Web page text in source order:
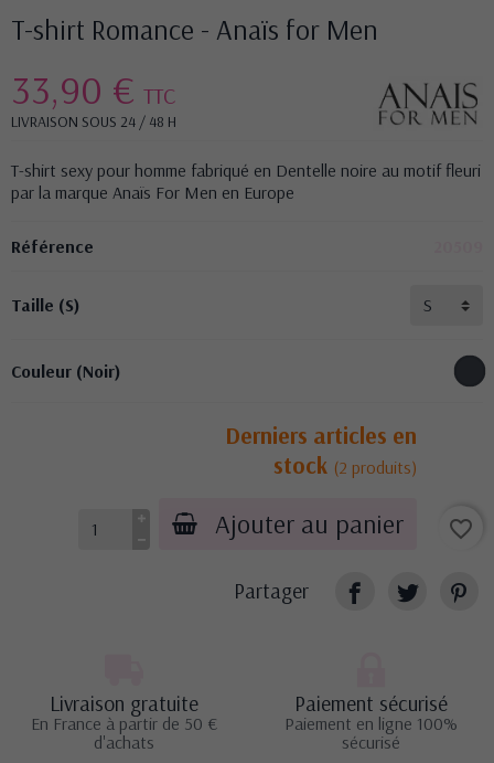
T-shirt Romance - Anaïs for Men
33,90 € TTC
LIVRAISON SOUS 24 / 48 H
T-shirt sexy pour homme fabriqué en Dentelle noire au motif fleuri
par la marque Anaïs For Men en Europe
Référence
Taille (S)
Couleur (Noir)
Derniers articles en
stock (2 produits)
Ajouter au panier favorite_border
Partager
Livraison gratuite
En France à partir de 50 €
d'achats
Paiement sécurisé
Paiement en ligne 100%
sécurisé